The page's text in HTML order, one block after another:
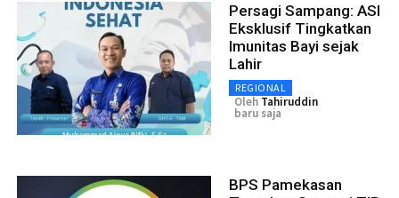
Persagi Sampang: ASI
Eksklusif Tingkatkan
Imunitas Bayi sejak
Lahir
REGIONAL
Oleh Tahiruddin
baru saja
BPS Pamekasan